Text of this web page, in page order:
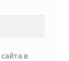
в